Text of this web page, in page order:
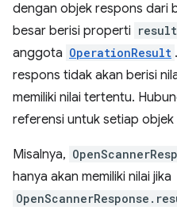
dengan objek respons dari
besar berisi properti result
anggota OperationResult
respons tidak akan berisi
memiliki nilai tertentu.
referensi untuk setiap objek
Misalnya,
hanya akan memiliki nilai jika